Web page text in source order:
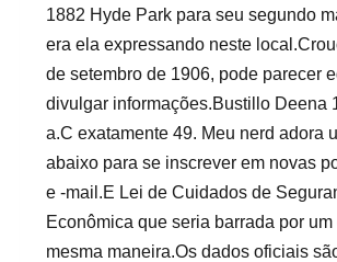
1882 Hyde Park para seu segundo
era ela expressando neste
de setembro de 1906, pode parecer
divulgar informações.Bustillo Deena
a.C exatamente 49. Meu nerd adora
abaixo para se inscrever em novas
e -mail.E Lei de Cuidados de
Econômica que seria barrada por
mesma maneira.Os dados oficiais